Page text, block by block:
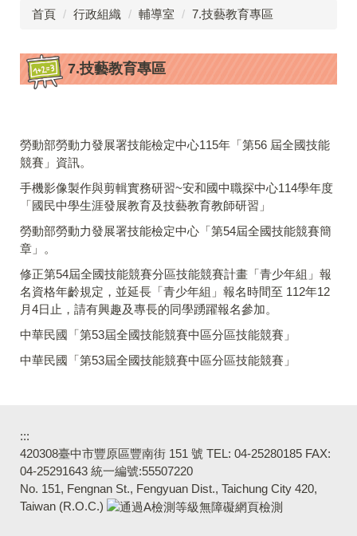
首頁 行政組織 輔導室 7.技藝教育專區
7.技藝教育專區
勞動部勞動力發展署技能檢定中心115年「第56 屆全國技能
競賽」資訊。
手機影像製作與剪輯實務研習~安和國中職探中心114學年度
「國民中學生涯發展教育及技藝教育教師研習」
勞動部勞動力發展署技能檢定中心「第54屆全國技能競賽簡
章」。
修正第54屆全國技能競賽分區技能競賽計畫「青少年組」報
名資格年齡規定，並延長「青少年組」報名時間至 112年12
月4日止，請有興趣及專長的同學踴躍報名參加。
中華民國「第53屆全國技能競賽中區分區技能競賽」
中華民國「第53屆全國技能競賽中區分區技能競賽」
:::
420308臺中市豐原區豐南街 151 號 TEL: 04-25280185 FAX:
04-25291643 統一編號:55507220
No. 151, Fengnan St., Fengyuan Dist., Taichung City 420,
Taiwan (R.O.C.)